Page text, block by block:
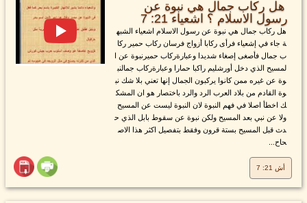
هل ركاب جمال هي نبوة عن
رسول الاسلام ؟ اشعياء 21: 7
هل ركاب جمال هي نبوة عن رسول الاسلام اشعياء الشبه
ة جاء في إشعياء فرأى ركابا أزواج فرسان ركاب حمير ركا
ب جمال فأصغى إصغاء شديدا وعبارةركاب حميرنبوة عن ا
لمسيح الذي دخل أورشليم راكبا حمارا وعبارةركاب جمالنب
وة عن غيره ممن كانوا يركبون الجمال إنها تعني بلا شك نب
وة القادم من بلاد العرب الرد والرد باختصار هو ان المشك
ك اخطأ اصلا في فهم النبوة لان النبوة ليست عن المسيح
ولا عن نبي بعد المسيح ولكن نبوة عن سقوط بابل الذي ح
دث قبل المسيح بستة قرون وفقط بتفصيل اكثر هذا الاص
حاح...
أش 21: 7